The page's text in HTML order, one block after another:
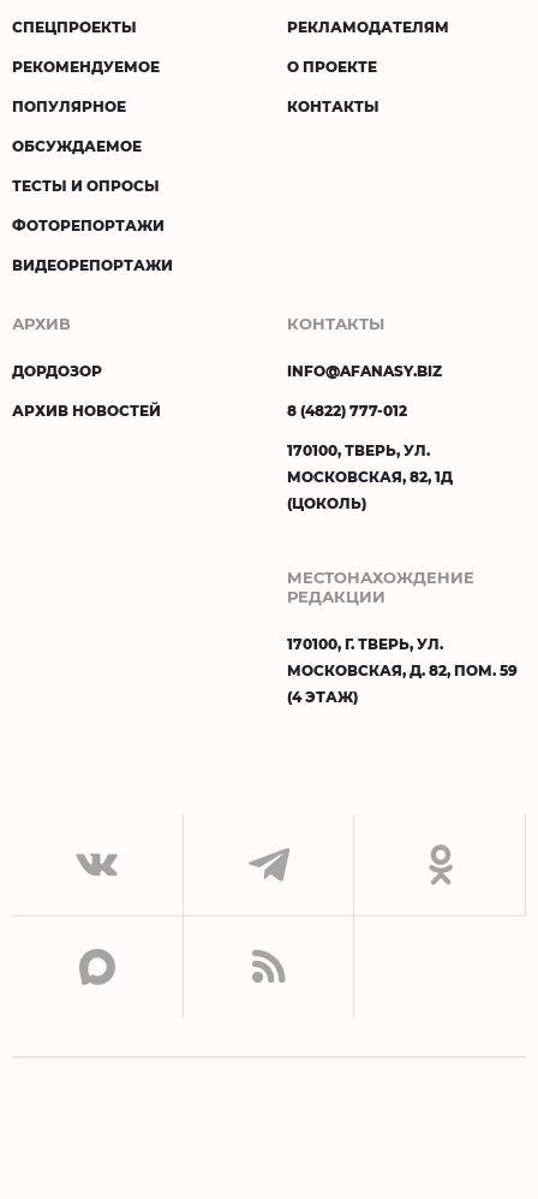
СПЕЦПРОЕКТЫ
РЕКОМЕНДУЕМОЕ
ПОПУЛЯРНОЕ
ОБСУЖДАЕМОЕ
ТЕСТЫ И ОПРОСЫ
ФОТОРЕПОРТАЖИ
ВИДЕОРЕПОРТАЖИ
РЕКЛАМОДАТЕЛЯМ
О ПРОЕКТЕ
КОНТАКТЫ
АРХИВ
ДОРДОЗОР
АРХИВ НОВОСТЕЙ
КОНТАКТЫ
INFO@AFANASY.BIZ
8 (4822) 777-012
170100, ТВЕРЬ, УЛ.
МОСКОВСКАЯ, 82, 1Д
(ЦОКОЛЬ)
МЕСТОНАХОЖДЕНИЕ
РЕДАКЦИИ
170100, Г. ТВЕРЬ, УЛ.
МОСКОВСКАЯ, Д. 82, ПОМ. 59
(4 ЭТАЖ)